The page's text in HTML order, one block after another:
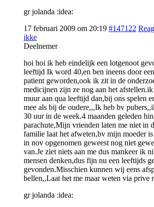
gr jolanda :idea:
17 februari 2009 om 20:19 #147122
ikke
Deelnemer
hoi hoi ik heb eindelijk een lotgenoot
leeftijd Ik word 40,en ben ineens door
patient geworden,ook ik zit in de
medicijnen zijn ze nog aan het
muur aan qua leeftijd dan,bij ons spelen
mee als bij de oudere,,,Ik heb bv
30 uur in de week.4 maanden geleden
parachute,Mijn vrienden laten me niet in
familie laat het afweten,bv mijn moeder
in nov opgenomen geweest nog niet
van.Je ziet niets aan me dus mankeer ik
mensen denken,dus fijn nu een leeftijds
gevonden.Misschien kunnen wij eens
bellen,,Laat het me maar weten via prive
gr jolanda :idea: